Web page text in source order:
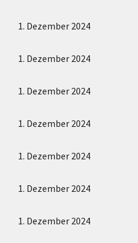
1. Dezember 2024
1. Dezember 2024
1. Dezember 2024
1. Dezember 2024
1. Dezember 2024
1. Dezember 2024
1. Dezember 2024